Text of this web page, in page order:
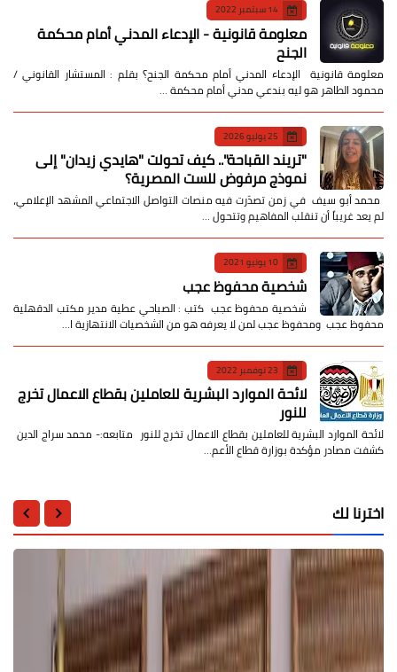
14 سبتمبر 2022
معلومة قانونية - الإدعاء المدني أمام محكمة
الجنح
معلومة قانونية الإدعاء المدني أمام محكمة الجنح؟ بقلم : المستشار القانوني /
محمود الطاهر هو ليه بندعي مدني أمام محكمة …
25 يوليو 2026
​"تريند القباحة".. كيف تحولت "هايدي زيدان" إلى
نموذج مرفوض للست المصرية؟
​ محمد أبو سيف ​في زمن تصدّرت فيه منصات التواصل الاجتماعي المشهد الإعلامي،
لم يعد غريباً أن تنقلب المفاهيم وتتحول …
10 يونيو 2021
شخصية محفوظ عجب
شخصية محفوظ عجب كتب : الصباحي عطية مدير مكتب الدقهلية
محفوظ عجب ومحفوظ عجب لمن لا يعرفه هو من الشخصيات الانتهازية ا…
23 نوفمبر 2022
لائحة الموارد البشرية للعاملين بقطاع الاعمال تخرج
للنور
لائحة الموارد البشرية للعاملين بقطاع الاعمال تخرج للنور متابعه:- محمد سراج الدين
كشفت مصادر مؤكدة بوزارة قطاع الأعم…
اخترنا لك